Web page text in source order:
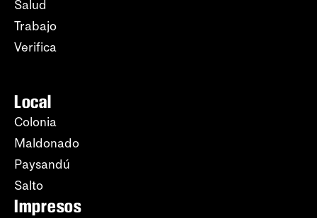
Salud
Trabajo
Verifica
Local
Colonia
Maldonado
Paysandú
Salto
Impresos